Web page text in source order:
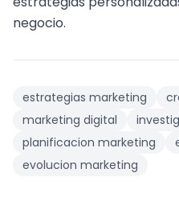
negocio.
estrategias marketing
marketing digital
planificacion marketing
evolucion marketing